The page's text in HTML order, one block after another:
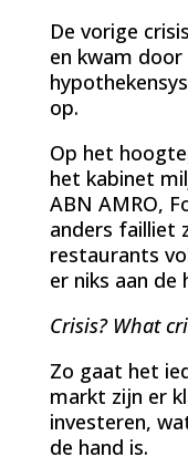
De vorige
en kwam
op.
Op het
het kabinet
ABN AMRO,
anders failliet
restaurants
er niks aan de
Crisis? What
Zo gaat het
markt zijn er
investeren,
de hand is.